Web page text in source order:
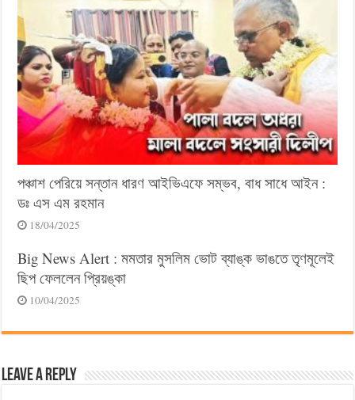
পঞ্চাশ পেরিয়ে সন্তান ধারণ আইভিএফে সম্ভব, বাধ সাধে আইন :
ডঃ এস এম রহমান
18/04/2025
Big News Alert : মমতার মুসলিম ভোট ব্যাঙ্ক ভাঙতে তৃণমূলেই
ছিপ ফেললেন প্রিয়ঙ্কা
10/04/2025
Leave a Reply